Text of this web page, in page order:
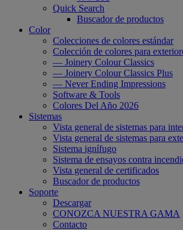
Quick Search
Buscador de productos
Color
Colecciones de colores estándar
Colección de colores para
— Joinery Colour Classics
— Joinery Colour Classics Plus
— Never Ending Impressions
Software & Tools
Colores Del Año 2026
Sistemas
Vista general de sistemas para
Vista general de sistemas para
Sistema ignífugo
Sistema de ensayos contra
Vista general de certificados
Buscador de productos
Soporte
Descargar
CONOZCA NUESTRA GAMA
Contacto